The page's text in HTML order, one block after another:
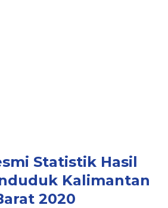
Statistik Hasil
Kalimantan
2020